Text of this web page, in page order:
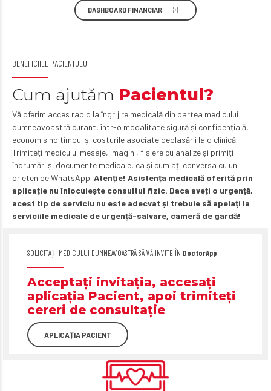
DASHBOARD FINANCIAR
BENEFICIILE PACIENTULUI
Cum ajutăm Pacientul?
Vă oferim acces rapid la îngrijire medicală din partea medicului
dumneavoastră curant, într-o modalitate sigură și confidențială,
economisind timpul și costurile asociate deplasării la o clinică.
Trimiteți medicului mesaje, imagini, fișiere cu analize și primiți
îndrumări și documente medicale, ca și cum ați conversa cu un
prieten pe WhatsApp. Atenție! Asistența medicală oferită prin
aplicație nu înlocuiește consultul fizic. Daca aveți o urgență,
acest tip de serviciu nu este adecvat și trebuie să apelați la
serviciile medicale de urgență-salvare, cameră de gardă!
SOLICITAȚI MEDICULUI DUMNEAVOASTRĂ SĂ VĂ INVITE ÎN DoctorApp
Acceptați invitația, accesați
aplicația Pacient, apoi trimiteți
cereri de consultație
APLICAȚIA PACIENT